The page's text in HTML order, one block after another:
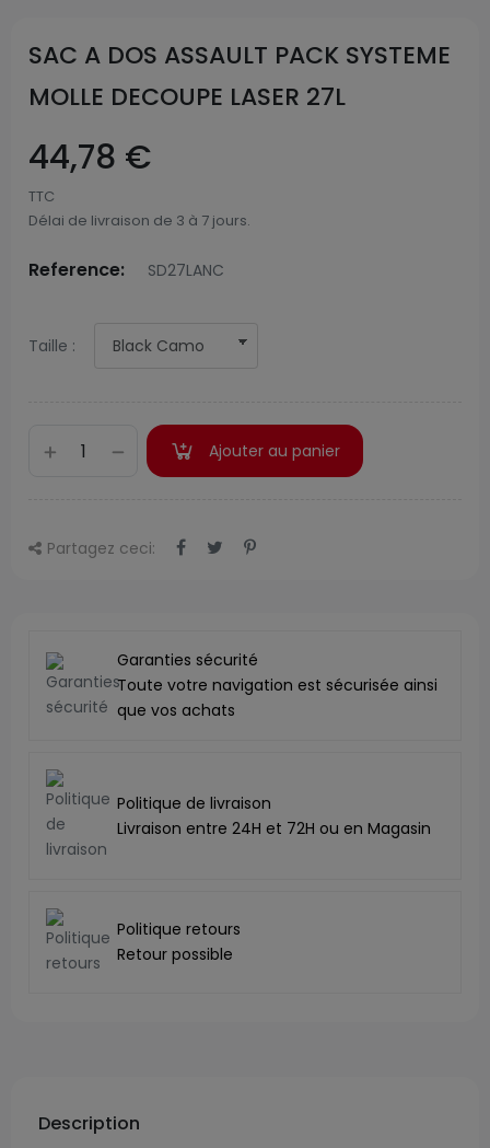
SAC A DOS ASSAULT PACK SYSTEME
MOLLE DECOUPE LASER 27L
44,78 €
TTC
Délai de livraison de 3 à 7 jours.
Reference: SD27LANC
Taille :
Ajouter au panier
Partagez ceci:
Garanties sécurité
Toute votre navigation est sécurisée ainsi
que vos achats
Politique de livraison
Livraison entre 24H et 72H ou en Magasin
Politique retours
Retour possible
Description